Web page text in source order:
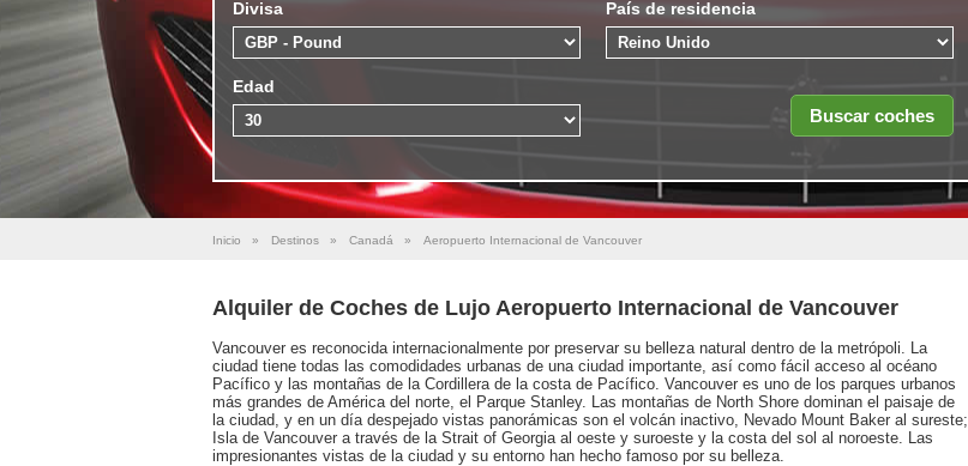
Divisa País de residencia
Edad
Inicio » Destinos » Canadá » Aeropuerto Internacional de Vancouver
Alquiler de Coches de Lujo Aeropuerto Internacional de Vancouver
Vancouver es reconocida internacionalmente por preservar su belleza natural dentro de la metrópoli. La
ciudad tiene todas las comodidades urbanas de una ciudad importante, así como fácil acceso al océano
Pacífico y las montañas de la Cordillera de la costa de Pacífico. Vancouver es uno de los parques urbanos
más grandes de América del norte, el Parque Stanley. Las montañas de North Shore dominan el paisaje de
la ciudad, y en un día despejado vistas panorámicas son el volcán inactivo, Nevado Mount Baker al sureste;
Isla de Vancouver a través de la Strait of Georgia al oeste y suroeste y la costa del sol al noroeste. Las
impresionantes vistas de la ciudad y su entorno han hecho famoso por su belleza.